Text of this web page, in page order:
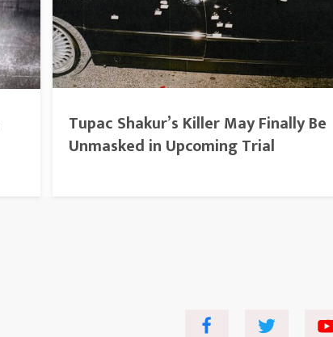
Tupac Shakur’s Killer May Finally Be
Unmasked in Upcoming Trial